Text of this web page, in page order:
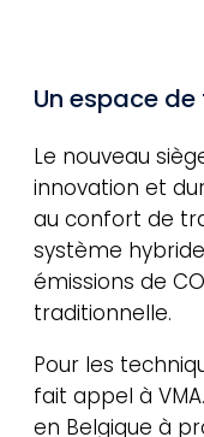
Un espace
Le nouveau
innovation et
au confort de
système
émissions de
traditionnelle.
Pour les
fait appel à
en Belgique à